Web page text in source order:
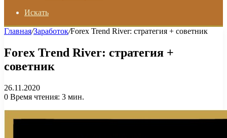
Искать
Главная/Заработок/Forex Trend River: стратегия + советник
Forex Trend River: стратегия +
советник
26.11.2020
0 Время чтения: 3 мин.